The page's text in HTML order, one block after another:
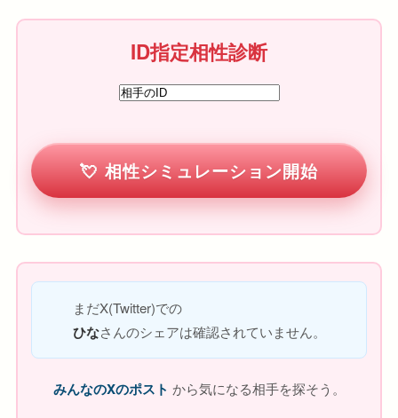
ID指定相性診断
相性シミュレーション開始
まだX(Twitter)での
ひなさんのシェアは確認されていません。
みんなのXのポスト から気になる相手を探そう。